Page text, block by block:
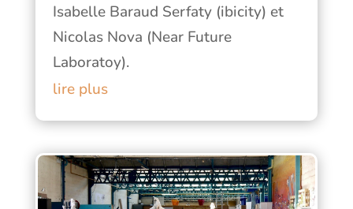
Isabelle Baraud Serfaty (ibicity) et
Nicolas Nova (Near Future
Laboratoy).
lire plus